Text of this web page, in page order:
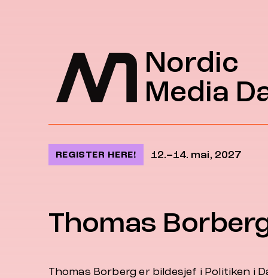
Nordic
Media
REGISTER HERE! 12.–14. mai, 2027
Thomas
Thomas Borberg er bildesjef i Politiken i